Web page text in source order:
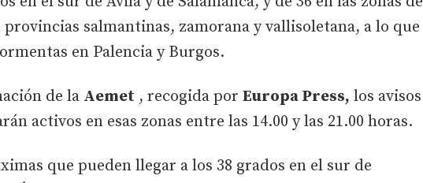
provincias salmantinas, zamorana y vallisoletana, a lo que
en Palencia y Burgos.
de la Aemet , recogida por Europa Press, los avisos
activos en esas zonas entre las 14.00 y las 21.00 horas.
que pueden llegar a los 38 grados en el sur de